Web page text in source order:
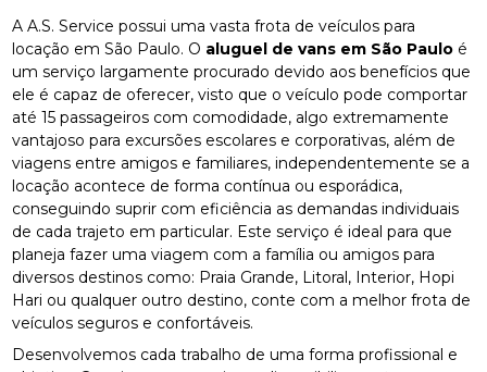
A A.S. Service possui uma vasta frota de veículos para
locação em São Paulo. O aluguel de vans em São Paulo é
um serviço largamente procurado devido aos benefícios que
ele é capaz de oferecer, visto que o veículo pode comportar
até 15 passageiros com comodidade, algo extremamente
vantajoso para excursões escolares e corporativas, além de
viagens entre amigos e familiares, independentemente se a
locação acontece de forma contínua ou esporádica,
conseguindo suprir com eficiência as demandas individuais
de cada trajeto em particular. Este serviço é ideal para que
planeja fazer uma viagem com a família ou amigos para
diversos destinos como: Praia Grande, Litoral, Interior, Hopi
Hari ou qualquer outro destino, conte com a melhor frota de
veículos seguros e confortáveis.
Desenvolvemos cada trabalho de uma forma profissional e